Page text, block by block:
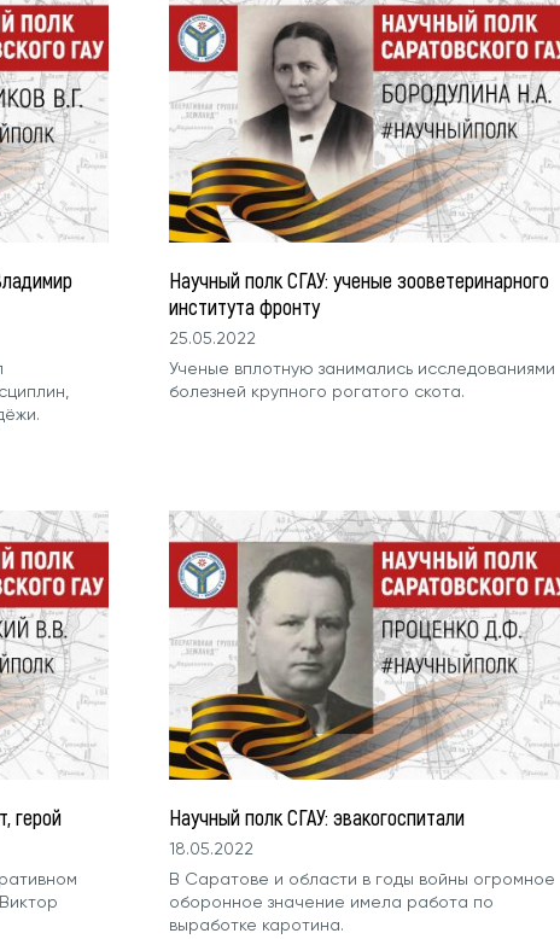
Научный полк СГАУ: ученые зооветеринарного
института фронту
25.05.2022
Ученые вплотную занимались исследованиями
болезней крупного рогатого скота.
герой Научный полк СГАУ: эвакогоспитали
18.05.2022
В Саратове и области в годы войны огромное
оборонное значение имела работа по
выработке каротина.